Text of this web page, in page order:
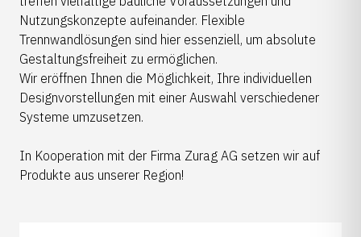
Nutzungskonzepte aufeinander. Flexible
Trennwandlösungen sind hier essenziell, um absolute
Gestaltungsfreiheit zu ermöglichen.
Wir eröffnen Ihnen die Möglichkeit, Ihre individuellen
Designvorstellungen mit einer Auswahl verschiedener
Systeme umzusetzen.
In Kooperation mit der Firma Zurag AG setzen wir auf
Produkte aus unserer Region!